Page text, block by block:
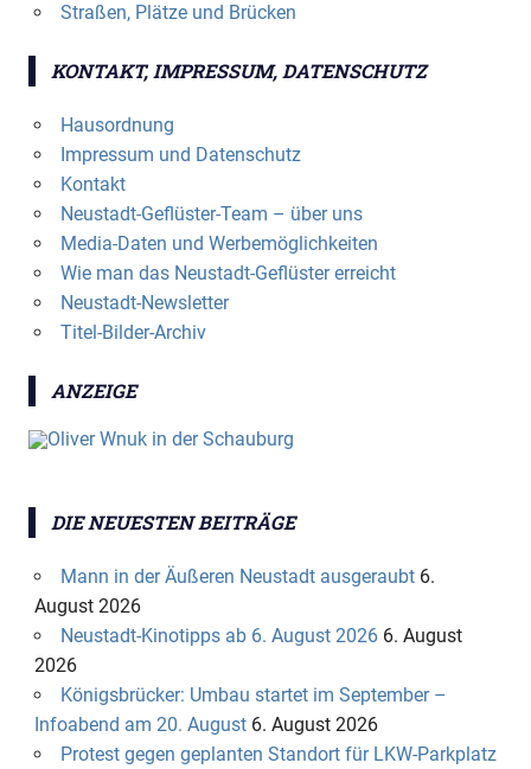
Straßen, Plätze und Brücken
KONTAKT, IMPRESSUM, DATENSCHUTZ
Hausordnung
Impressum und Datenschutz
Kontakt
Neustadt-Geflüster-Team – über uns
Media-Daten und Werbemöglichkeiten
Wie man das Neustadt-Geflüster erreicht
Neustadt-Newsletter
Titel-Bilder-Archiv
ANZEIGE
DIE NEUESTEN BEITRÄGE
Mann in der Äußeren Neustadt ausgeraubt 6.
August 2026
Neustadt-Kinotipps ab 6. August 2026 6. August
2026
Königsbrücker: Umbau startet im September –
Infoabend am 20. August 6. August 2026
Protest gegen geplanten Standort für LKW-Parkplatz